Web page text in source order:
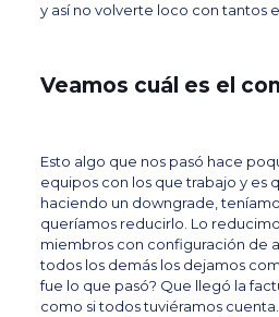
y así no volverte loco con tantos
Veamos cuál es el
Esto algo que nos pasó hace
equipos con los que trabajo y es
haciendo un downgrade,
queríamos reducirlo. Lo
miembros con configuración de
todos los demás los dejamos
fue lo que pasó? Que llegó la
como si todos tuviéramos